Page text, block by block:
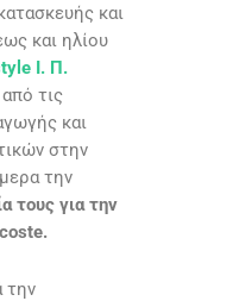
και
και ηλίου
Ι. Π.
από τις
και
στην
την
τους για την
την